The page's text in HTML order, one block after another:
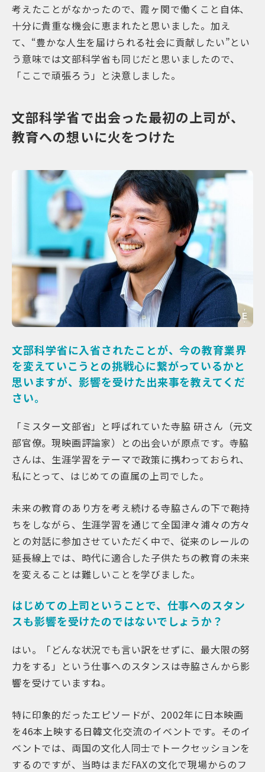
考えたことがなかったので、霞ヶ関で働くこと自体、
十分に貴重な機会に恵まれたと思いました。加え
て、“豊かな人生を届けられる社会に貢献したい”とい
う意味では文部科学省も同じだと思いましたので、
「ここで頑張ろう」と決意しました。
文部科学省で出会った最初の上司が、
教育への想いに火をつけた
文部科学省に入省されたことが、今の教育業界
を変えていこうとの挑戦心に繋がっているかと
思いますが、影響を受けた出来事を教えてくだ
さい。
「ミスター文部省」と呼ばれていた寺脇 研さん（元文
部官僚。現映画評論家）との出会いが原点です。寺脇
さんは、生涯学習をテーマで政策に携わっておられ、
私にとって、はじめての直属の上司でした。
未来の教育のあり方を考え続ける寺脇さんの下で鞄持
ちをしながら、生涯学習を通じて全国津々浦々の方々
との対話に参加させていただく中で、従来のレールの
延長線上では、時代に適合した子供たちの教育の未来
を変えることは難しいことを学びました。
はじめての上司ということで、仕事へのスタン
スも影響を受けたのではないでしょうか？
はい。「どんな状況でも言い訳をせずに、最大限の努
力をする」という仕事へのスタンスは寺脇さんから影
響を受けていますね。
特に印象的だったエピソードが、2002年に日本映画
を46本上映する日韓文化交流のイベントです。そのイ
ベントでは、両国の文化人同士でトークセッションを
するのですが、当時はまだFAXの文化で現場からのフ